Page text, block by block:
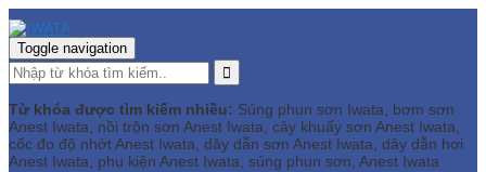
Toggle navigation
Từ khóa được tìm kiếm nhiều: Súng phun sơn Iwata, bơm sơn
Anest Iwata, nồi trộn sơn Anest Iwata, cây khuấy sơn Anest Iwata,
cốc đo độ nhớt Anest Iwata, dây dẫn sơn Anest Iwata, dây dẫn hơi
Anest Iwata, phụ kiện Anest Iwata, súng phun sơn, Anest Iwata